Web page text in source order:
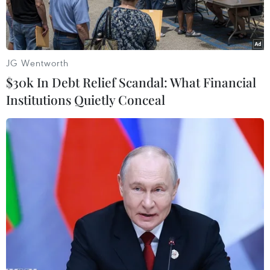
hay còn gọi
Vùng lãnh thổ Gibraltar. (Nguồn: Getty Images)
Một quan chức thuộc Ủy ban châu Âu ngày
22/11 cho biết quyền đánh cá và số phận lãnh
thổ vùng lãnh thổ Gibraltar vẫn chưa được
quyết định trong các cuộc đàm phán Anh rời
JG Wentworth
$30k In Debt Relief Scandal: What Financial
Institutions Quietly Conceal